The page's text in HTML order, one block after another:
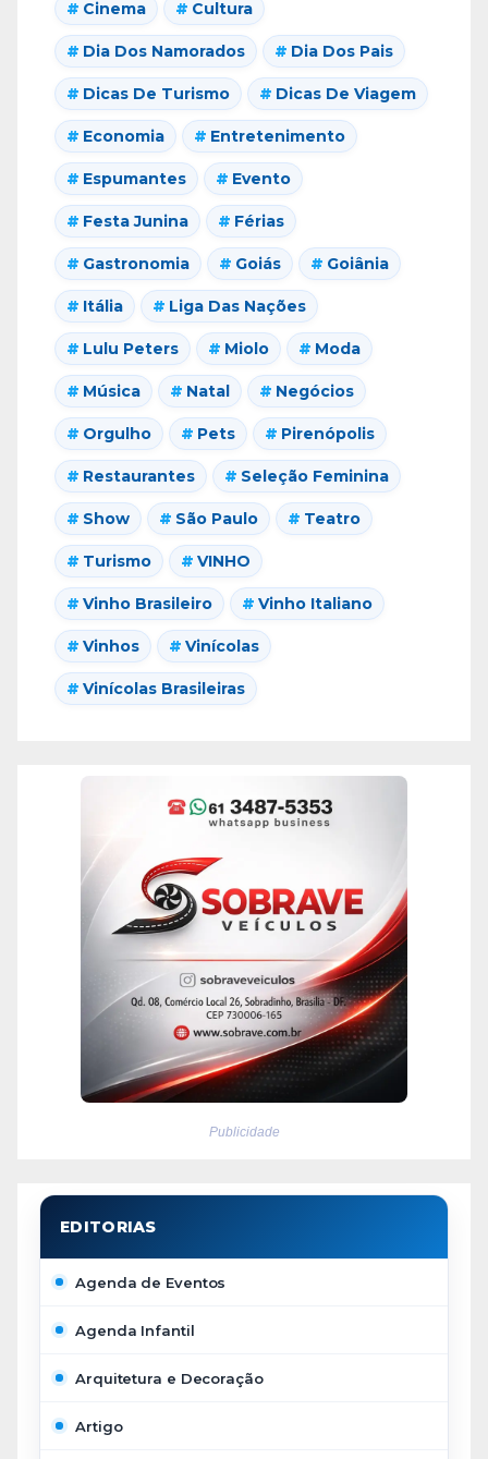
Cinema Cultura
Dia Dos Namorados Dia Dos Pais
Dicas De Turismo Dicas De Viagem
Economia Entretenimento
Espumantes Evento
Festa Junina Férias
Gastronomia Goiás Goiânia
Itália Liga Das Nações
Lulu Peters Miolo Moda
Música Natal Negócios
Orgulho Pets Pirenópolis
Restaurantes Seleção Feminina
Show São Paulo Teatro
Turismo VINHO
Vinho Brasileiro Vinho Italiano
Vinhos Vinícolas
Vinícolas Brasileiras
Publicidade
Agenda de Eventos
Agenda Infantil
Arquitetura e Decoração
Artigo